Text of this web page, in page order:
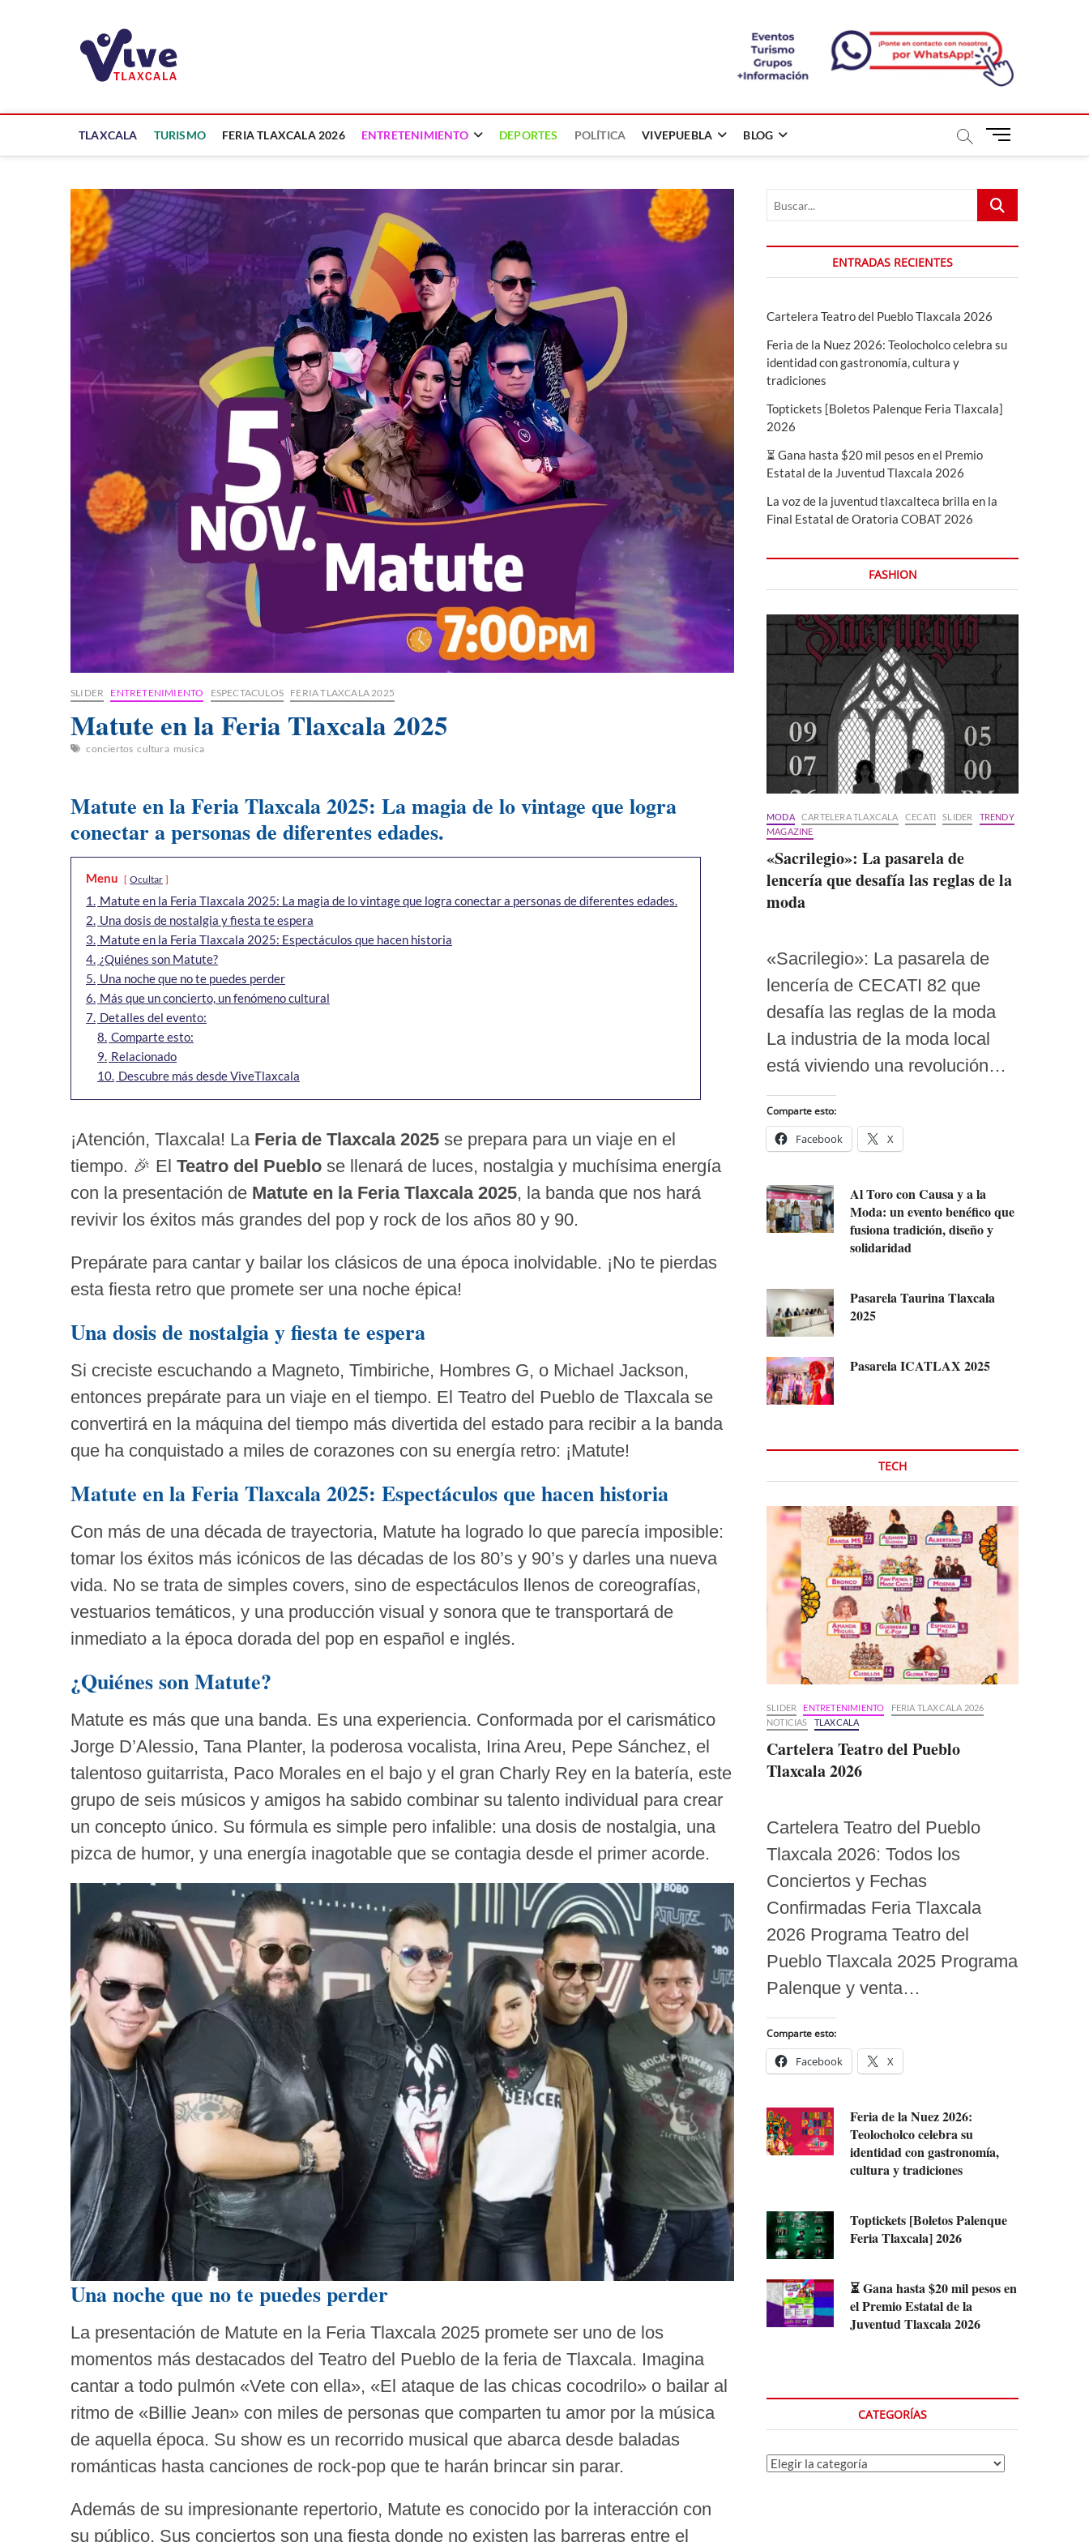
TLAXCALA TURISMO FERIA TLAXCALA 2026 ENTRETENIMIENTO DEPORTES POLÍTICA VIVEPUEBLA BLOG
B
ó
n
d
e
SLIDER ENTRETENIMIENTO ESPECTACULOS FERIA TLAXCALA 2025
Matute en la Feria Tlaxcala 2025
conciertos cultura musica
Matute en la Feria Tlaxcala 2025: La magia de lo vintage que logra
conectar a personas de diferentes edades.
Menu Ocultar
1. Matute en la Feria Tlaxcala 2025: La magia de lo vintage que logra conectar a personas de diferentes edades.
2. Una dosis de nostalgia y fiesta te espera
3. Matute en la Feria Tlaxcala 2025: Espectáculos que hacen historia
4. ¿Quiénes son Matute?
5. Una noche que no te puedes perder
6. Más que un concierto, un fenómeno cultural
7. Detalles del evento:
8. Comparte esto:
9. Relacionado
10. Descubre más desde ViveTlaxcala
¡Atención, Tlaxcala! La Feria de Tlaxcala 2025 se prepara para un viaje en el
tiempo. 🎉 El Teatro del Pueblo se llenará de luces, nostalgia y muchísima energía
con la presentación de Matute en la Feria Tlaxcala 2025, la banda que nos hará
revivir los éxitos más grandes del pop y rock de los años 80 y 90.
Prepárate para cantar y bailar los clásicos de una época inolvidable. ¡No te pierdas
esta fiesta retro que promete ser una noche épica!
Una dosis de nostalgia y fiesta te espera
Si creciste escuchando a Magneto, Timbiriche, Hombres G, o Michael Jackson,
entonces prepárate para un viaje en el tiempo. El Teatro del Pueblo de Tlaxcala se
convertirá en la máquina del tiempo más divertida del estado para recibir a la banda
que ha conquistado a miles de corazones con su energía retro: ¡Matute!
Matute en la Feria Tlaxcala 2025: Espectáculos que hacen historia
Con más de una década de trayectoria, Matute ha logrado lo que parecía imposible:
tomar los éxitos más icónicos de las décadas de los 80’s y 90’s y darles una nueva
vida. No se trata de simples covers, sino de espectáculos llenos de coreografías,
vestuarios temáticos, y una producción visual y sonora que te transportará de
inmediato a la época dorada del pop en español e inglés.
¿Quiénes son Matute?
Matute es más que una banda. Es una experiencia. Conformada por el carismático
Jorge D’Alessio, Tana Planter, la poderosa vocalista, Irina Areu, Pepe Sánchez, el
talentoso guitarrista, Paco Morales en el bajo y el gran Charly Rey en la batería, este
grupo de seis músicos y amigos ha sabido combinar su talento individual para crear
un concepto único. Su fórmula es simple pero infalible: una dosis de nostalgia, una
pizca de humor, y una energía inagotable que se contagia desde el primer acorde.
Una noche que no te puedes perder
La presentación de Matute en la Feria Tlaxcala 2025 promete ser uno de los
momentos más destacados del Teatro del Pueblo de la feria de Tlaxcala. Imagina
cantar a todo pulmón «Vete con ella», «El ataque de las chicas cocodrilo» o bailar al
ritmo de «Billie Jean» con miles de personas que comparten tu amor por la música
de aquella época. Su show es un recorrido musical que abarca desde baladas
románticas hasta canciones de rock-pop que te harán brincar sin parar.
Además de su impresionante repertorio, Matute es conocido por la interacción con
su público. Sus conciertos son una fiesta donde no existen las barreras entre el
Buscar...
ENTRADAS RECIENTES
Cartelera Teatro del Pueblo Tlaxcala 2026
Feria de la Nuez 2026: Teolocholco celebra su
identidad con gastronomía, cultura y
tradiciones
Toptickets [Boletos Palenque Feria Tlaxcala]
2026
⏳ Gana hasta $20 mil pesos en el Premio
Estatal de la Juventud Tlaxcala 2026
La voz de la juventud tlaxcalteca brilla en la
Final Estatal de Oratoria COBAT 2026
FASHION
MODA CARTELERA TLAXCALA CECATI SLIDER
TRENDY
MAGAZINE
«Sacrilegio»: La pasarela de
lencería que desafía las reglas de la
moda
«Sacrilegio»: La pasarela de
lencería de CECATI 82 que
desafía las reglas de la moda
La industria de la moda local
está viviendo una revolución…
Comparte esto:
Facebook X
Al Toro con Causa y a la
Moda: un evento benéfico que
fusiona tradición, diseño y
solidaridad
Pasarela Taurina Tlaxcala
2025
Pasarela ICATLAX 2025
TECH
SLIDER ENTRETENIMIENTO
FERIA TLAXCALA 2026
NOTICIAS
TLAXCALA
Cartelera Teatro del Pueblo
Tlaxcala 2026
Cartelera Teatro del Pueblo
Tlaxcala 2026: Todos los
Conciertos y Fechas
Confirmadas Feria Tlaxcala
2026 Programa Teatro del
Pueblo Tlaxcala 2025 Programa
Palenque y venta…
Comparte esto:
Facebook X
Feria de la Nuez 2026:
Teolocholco celebra su
identidad con gastronomía,
cultura y tradiciones
Toptickets [Boletos Palenque
Feria Tlaxcala] 2026
⏳ Gana hasta $20 mil pesos en
el Premio Estatal de la
Juventud Tlaxcala 2026
CATEGORÍAS
Categorías